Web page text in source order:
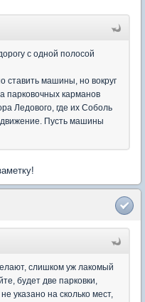
с одной полосой
ставить машины, но вокруг
парковочных карманов
Ледового, где их Соболь
движение. Пусть машины
слишком уж лакомый
будет две парковки,
указано на сколько мест,